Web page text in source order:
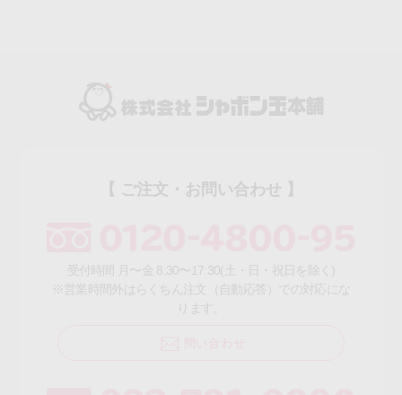
【 ご注文・お問い合わせ 】
受付時間 月〜金 8:30〜17:30(土・日・祝日を除く)
※営業時間外はらくちん注文（自動応答）での対応にな
ります。